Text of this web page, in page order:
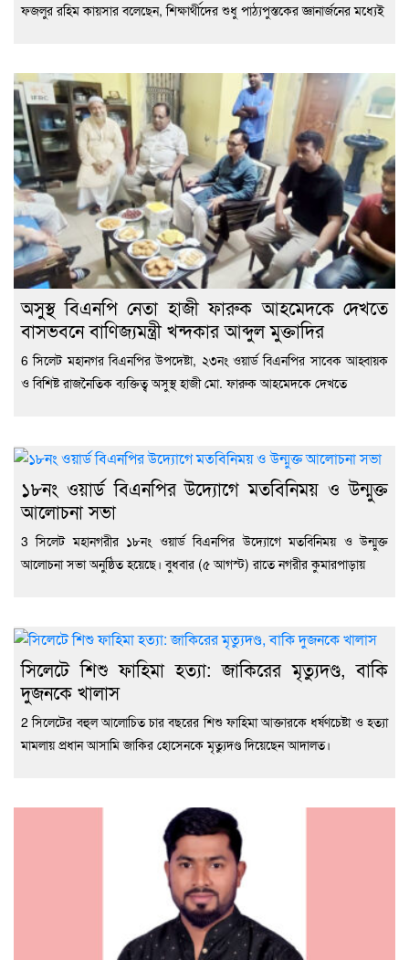
ফজলুর রহিম কায়সার বলেছেন, শিক্ষার্থীদের শুধু পাঠ্যপুস্তকের জ্ঞানার্জনের মধ্যেই
অসুস্থ বিএনপি নেতা হাজী ফারুক আহমেদকে দেখতে
বাসভবনে বাণিজ্যমন্ত্রী খন্দকার আব্দুল মুক্তাদির
6 সিলেট মহানগর বিএনপির উপদেষ্টা, ২৩নং ওয়ার্ড বিএনপির সাবেক আহ্বায়ক
ও বিশিষ্ট রাজনৈতিক ব্যক্তিত্ব অসুস্থ হাজী মো. ফারুক আহমেদকে দেখতে
১৮নং ওয়ার্ড বিএনপির উদ্যোগে মতবিনিময় ও উন্মুক্ত
আলোচনা সভা
3 সিলেট মহানগরীর ১৮নং ওয়ার্ড বিএনপির উদ্যোগে মতবিনিময় ও উন্মুক্ত
আলোচনা সভা অনুষ্ঠিত হয়েছে। বুধবার (৫ আগস্ট) রাতে নগরীর কুমারপাড়ায়
সিলেটে শিশু ফাহিমা হত্যা: জাকিরের মৃত্যুদণ্ড, বাকি
দুজনকে খালাস
2 সিলেটের বহুল আলোচিত চার বছরের শিশু ফাহিমা আক্তারকে ধর্ষণচেষ্টা ও হত্যা
মামলায় প্রধান আসামি জাকির হোসেনকে মৃত্যুদণ্ড দিয়েছেন আদালত।